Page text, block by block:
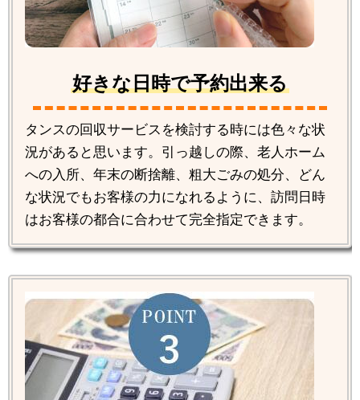
好きな日時で予約出来る
タンスの回収サービスを検討する時には色々な状
況があると思います。引っ越しの際、老人ホーム
への入所、年末の断捨離、粗大ごみの処分、どん
な状況でもお客様の力になれるように、訪問日時
はお客様の都合に合わせて完全指定できます。